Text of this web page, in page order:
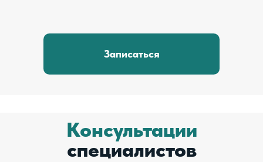
Записаться
Консультации
специалистов